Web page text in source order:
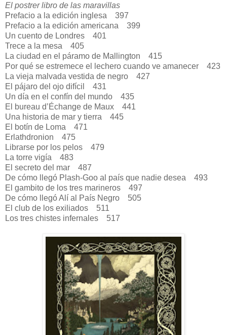
El postrer libro de las maravillas
Prefacio a la edición inglesa
397
Prefacio a la edición americana
399
Un cuento de Londres
401
Trece a la mesa
405
La ciudad en el páramo de Mallington
415
Por qué se estremece el lechero cuando ve amanecer
423
La vieja malvada vestida de negro
427
El pájaro del ojo difícil
431
Un día en el confín del mundo
435
El bureau d’Échange de Maux
441
Una historia de mar y tierra
445
El botín de Loma
471
Erlathdronion
475
Librarse por los pelos
479
La torre vigía
483
El secreto del mar
487
De cómo llegó Plash-Goo al país que nadie desea
493
El gambito de los tres marineros
497
De cómo llegó Alí al País Negro
505
El club de los exiliados
511
Los tres chistes infernales
517